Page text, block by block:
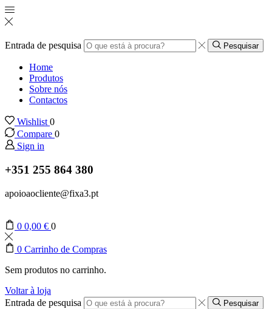
Entrada de pesquisa Pesquisar
Home
Produtos
Sobre nós
Contactos
Wishlist 0
Compare 0
Sign in
+351 255 864 380
apoioaocliente@fixa3.pt
0 0,00 € 0
0 Carrinho de Compras
Sem produtos no carrinho.
Voltar à loja
Entrada de pesquisa
Pesquisar